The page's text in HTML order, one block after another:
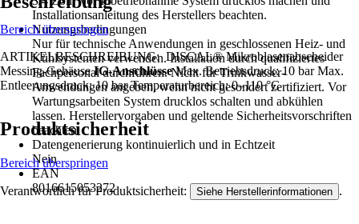
Installationsanleitung des Herstellers beachten.
Nutzungsbedingungen
Nur für technische Anwendungen in geschlossenen Heiz- und
Kühlsystemen verwenden. Installation durch qualifiziertes
Fachpersonal durchführen. Nicht für Trinkwasser-
Anwendungen angeben, wenn nicht gesondert zertifiziert. Vor
Wartungsarbeiten System drucklos schalten und abkühlen
lassen. Herstellervorgaben und geltende Sicherheitsvorschriften
beachten.
Datengenerierung kontinuierlich und in Echtzeit
Nein
EAN
8016615053272
Bereich überspringen
ARTIKELBESCHREIBUNG: DISCAL® Mikroblasenabscheider
Messing-GehäuseIG-AnschlüsseMax. Betriebsdruck: 10 bar Max.
Entleerungsdruck: 10 bar Temperaturbereich: 0–110 °C
Produktsicherheit
Bereich überspringen
Verantwortlich für Produktsicherheit: Siehe Herstellerinformationen .